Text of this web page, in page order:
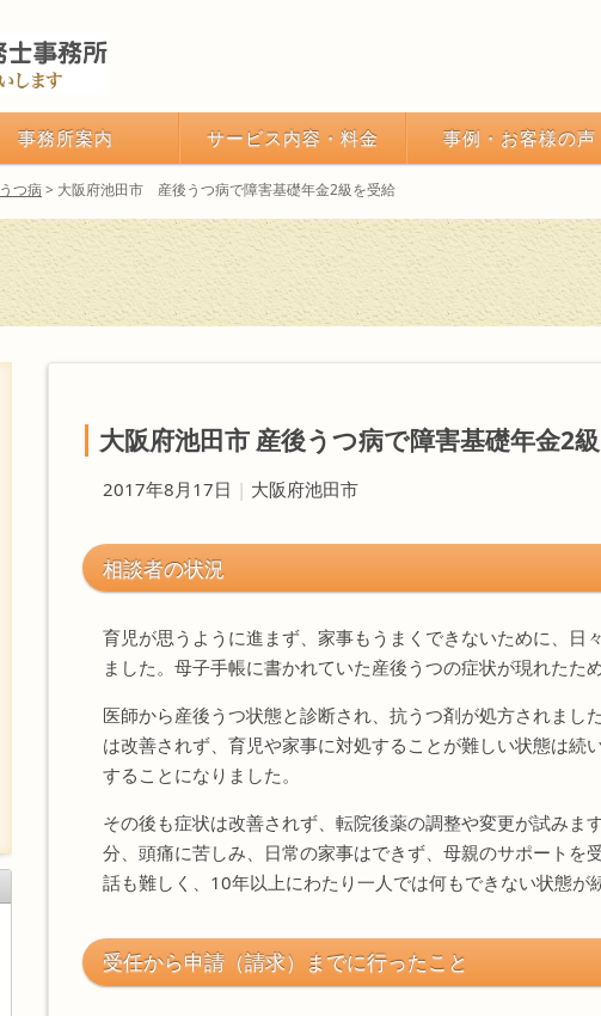
事務所案内 サービス内容・料金 事例・お客様の声
うつ病> 大阪府池田市 産後うつ病で障害基礎年金2級を受給
大阪府池田市 産後うつ病で障害基礎年金2
2017年8月17日 | 大阪府池田市
相談者の状況
育児が思うように進まず、家事もうまくできないために、日
ました。母子手帳に書かれていた産後うつの症状が現れたた
医師から産後うつ状態と診断され、抗うつ剤が処方されまし
は改善されず、育児や家事に対処することが難しい状態は続
することになりました。
その後も症状は改善されず、転院後薬の調整や変更が試みま
分、頭痛に苦しみ、日常の家事はできず、母親のサポートを
話も難しく、10年以上にわたり一人では何もできない状態が
受任から申請（請求）までに行ったこと